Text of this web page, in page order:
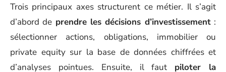
Trois principaux axes structurent ce métier. Il s’agit
d’abord de prendre les décisions d’investissement:
sélectionner actions, obligations, immobilier ou
private equity sur la base de données chiffrées et
d’analyses pointues. Ensuite, il faut piloter la